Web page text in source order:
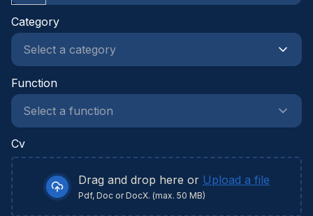
Category
Function
Cv
Drag and drop here or Upload a file
Pdf, Doc or DocX. (max. 50 MB)